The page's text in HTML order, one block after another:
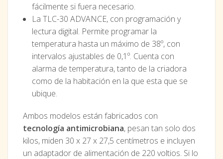
fácilmente si fuera necesario.
La TLC-30 ADVANCE, con programación y
lectura digital. Permite programar la
temperatura hasta un máximo de 38º, con
intervalos ajustables de 0,1º. Cuenta con
alarma de temperatura, tanto de la criadora
como de la habitación en la que esta que se
ubique.
Ambos modelos están fabricados con
tecnología antimicrobiana, pesan tan solo dos
kilos, miden 30 x 27 x 27,5 centímetros e incluyen
un adaptador de alimentación de 220 voltios. Si lo